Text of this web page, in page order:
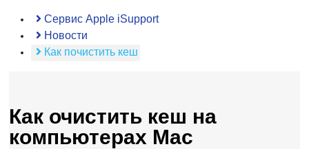
Сервис Apple iSupport
Новости
Как почистить кеш
Как очистить кеш на
компьютерах Mac